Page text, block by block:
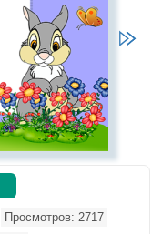
Просмотров: 2717